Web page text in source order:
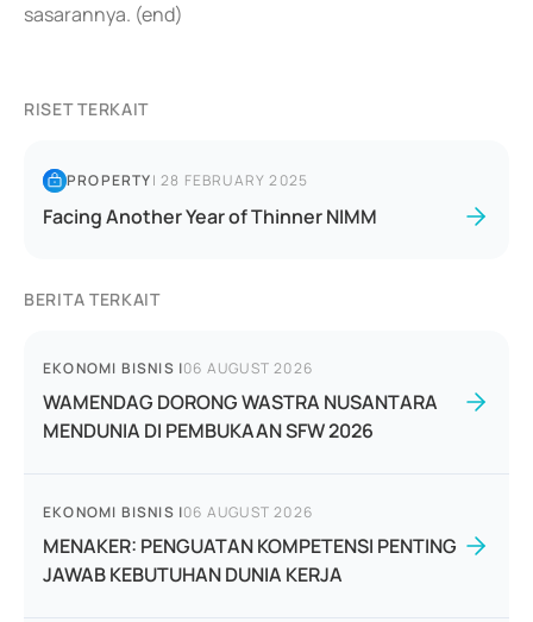
sasarannya. (end)
RISET TERKAIT
PROPERTY|28 FEBRUARY 2025
Facing Another Year of Thinner NIMM
BERITA TERKAIT
EKONOMI BISNIS |06 AUGUST 2026
WAMENDAG DORONG WASTRA NUSANTARA
MENDUNIA DI PEMBUKAAN SFW 2026
EKONOMI BISNIS |06 AUGUST 2026
MENAKER: PENGUATAN KOMPETENSI PENTING
JAWAB KEBUTUHAN DUNIA KERJA